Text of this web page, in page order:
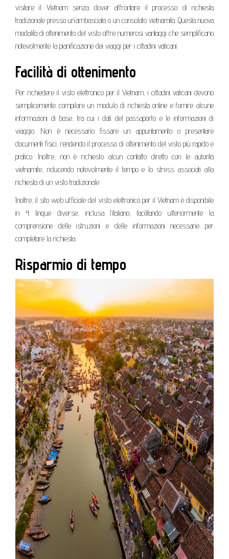
visitare il Vietnam senza dover affrontare il processo di richiesta
tradizionale presso un’ambasciata o un consolato vietnamita. Questa nuova
modalità di ottenimento del visto offre numerosi vantaggi che semplificano
notevolmente la pianificazione dei viaggi per i cittadini vaticani.
Facilità di ottenimento
Per richiedere il visto elettronico per il Vietnam, i cittadini vaticani devono
semplicemente compilare un modulo di richiesta online e fornire alcune
informazioni di base, tra cui i dati del passaporto e le informazioni di
viaggio. Non è necessario fissare un appuntamento o presentare
documenti fisici, rendendo il processo di ottenimento del visto più rapido e
pratico. Inoltre, non è richiesto alcun contatto diretto con le autorità
vietnamite, riducendo notevolmente il tempo e lo stress associati alla
richiesta di un visto tradizionale.
Inoltre, il sito web ufficiale del visto elettronico per il Vietnam è disponibile
in 4 lingue diverse, inclusa l’italiano, facilitando ulteriormente la
comprensione delle istruzioni e delle informazioni necessarie per
completare la richiesta.
Risparmio di tempo